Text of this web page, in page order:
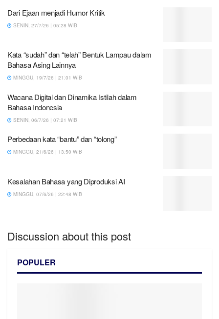
Dari Ejaan menjadi Humor Kritik
SENIN, 27/7/26 | 05:28 WIB
Kata “sudah” dan “telah” Bentuk Lampau dalam
Bahasa Asing Lainnya
MINGGU, 19/7/26 | 21:01 WIB
Wacana Digital dan Dinamika Istilah dalam
Bahasa Indonesia
SENIN, 06/7/26 | 07:21 WIB
Perbedaan kata “bantu” dan “tolong”
MINGGU, 21/6/26 | 13:50 WIB
Kesalahan Bahasa yang Diproduksi AI
MINGGU, 07/6/26 | 22:48 WIB
Discussion about this post
POPULER